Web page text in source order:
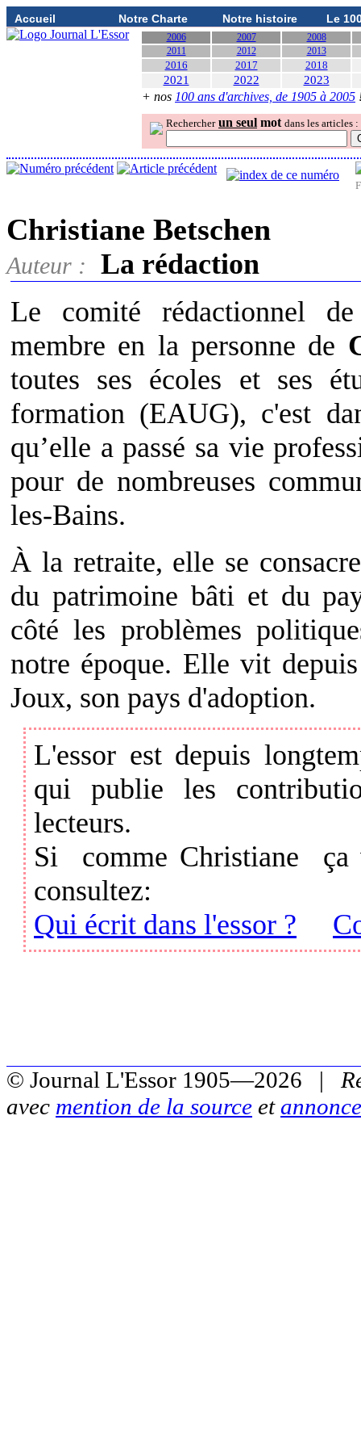
Accueil Notre Charte Notre histoire Le
2006 2007
2008
2011
2012 2013
2016 2017 2018
2021 2022 2023
+ nos 100 ans d'archives, de 1905 à 2005
Rechercher un seul mot dans les articles :
Christiane Betschen
Auteur :
La rédaction
Le comité rédactionnel
membre en la personne de
toutes ses écoles et ses
formation (EAUG), c'est
qu’elle a passé sa vie
pour de nombreuses
les-Bains.
À la retraite, elle se
du patrimoine bâti et du
côté les problèmes
notre époque. Elle vit
Joux, son pays d'adoption.
L'essor est depuis
qui publie les
lecteurs.
Si comme Christiane ça
consultez:
Qui écrit dans l'essor ?
© Journal L'Essor 1905—2026 |
avec mention de la source et